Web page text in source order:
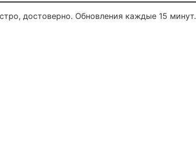
достоверно. Обновления каждые 15 минут.